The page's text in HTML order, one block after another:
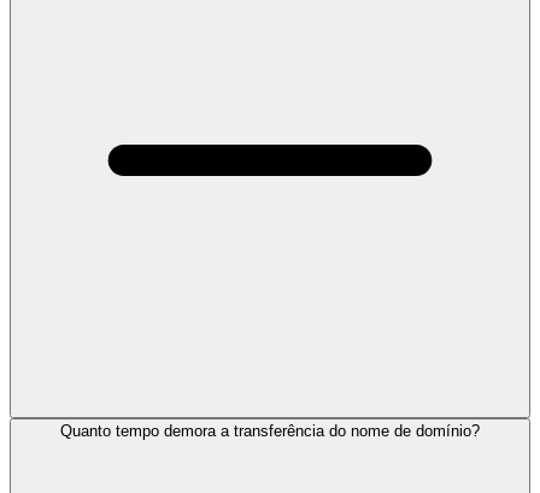
Quanto tempo demora a transferência do nome de domínio?